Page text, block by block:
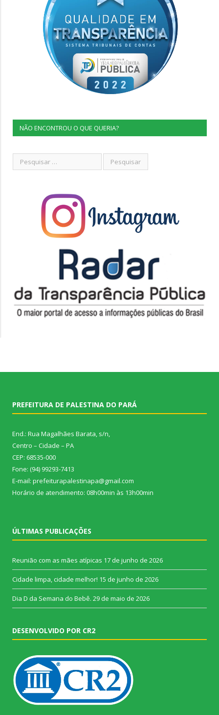
NÃO ENCONTROU O QUE QUERIA?
PREFEITURA DE PALESTINA DO PARÁ
End.: Rua Magalhães Barata, s/n,
Centro – Cidade – PA
CEP: 68535-000
Fone: (94) 99293-7413
E-mail: prefeiturapalestinapa@gmail.com
Horário de atendimento: 08h00min às 13h00min
ÚLTIMAS PUBLICAÇÕES
Reunião com as mães atípicas 17 de junho de 2026
Cidade limpa, cidade melhor! 15 de junho de 2026
Dia D da Semana do Bebê. 29 de maio de 2026
DESENVOLVIDO POR CR2